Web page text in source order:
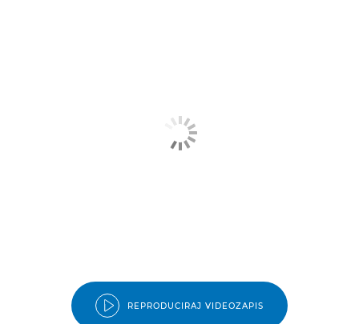
REPRODUCIRAJ VIDEOZAPIS